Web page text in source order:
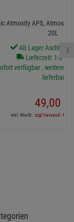
Atmosity APS, Atmosity
20L
Ab Lager
Lieferzeit: 1-3
verfügbar , weitere
lieferbar
49,00
inkl. MwSt. zzgl Versand - frei
›